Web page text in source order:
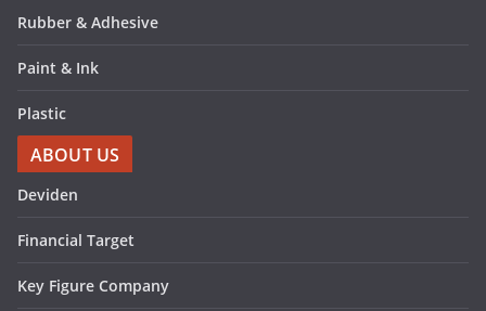
Rubber & Adhesive
Paint & Ink
Plastic
ABOUT US
Deviden
Financial Target
Key Figure Company